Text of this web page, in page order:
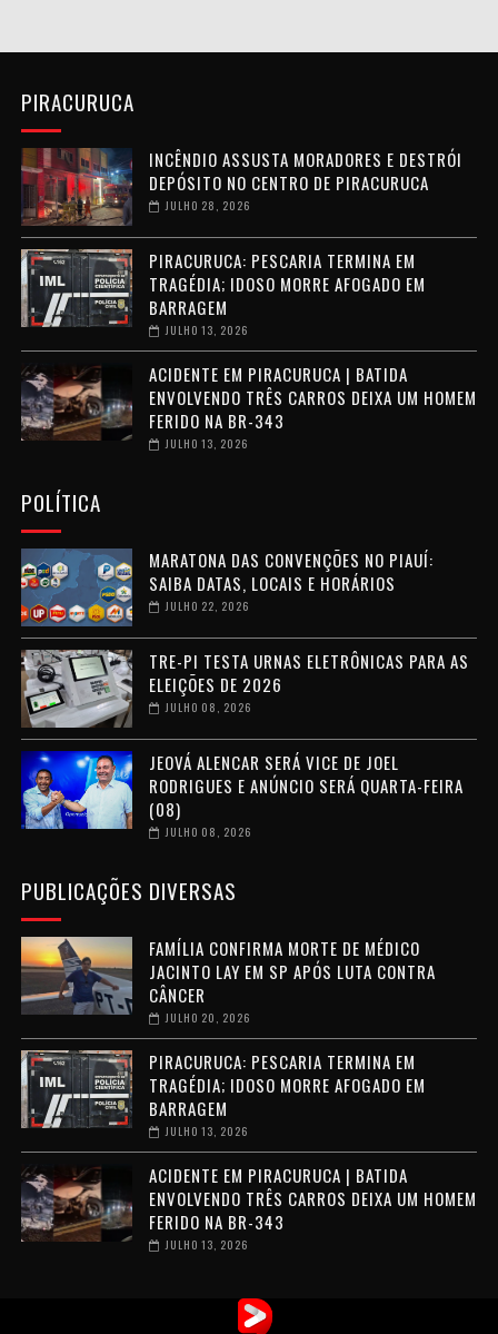
PIRACURUCA
INCÊNDIO ASSUSTA MORADORES E DESTRÓI
DEPÓSITO NO CENTRO DE PIRACURUCA
JULHO 28, 2026
PIRACURUCA: PESCARIA TERMINA EM
TRAGÉDIA; IDOSO MORRE AFOGADO EM
BARRAGEM
JULHO 13, 2026
ACIDENTE EM PIRACURUCA | BATIDA
ENVOLVENDO TRÊS CARROS DEIXA UM HOMEM
FERIDO NA BR-343
JULHO 13, 2026
POLÍTICA
MARATONA DAS CONVENÇÕES NO PIAUÍ:
SAIBA DATAS, LOCAIS E HORÁRIOS
JULHO 22, 2026
TRE-PI TESTA URNAS ELETRÔNICAS PARA AS
ELEIÇÕES DE 2026
JULHO 08, 2026
JEOVÁ ALENCAR SERÁ VICE DE JOEL
RODRIGUES E ANÚNCIO SERÁ QUARTA-FEIRA
(08)
JULHO 08, 2026
PUBLICAÇÕES DIVERSAS
FAMÍLIA CONFIRMA MORTE DE MÉDICO
JACINTO LAY EM SP APÓS LUTA CONTRA
CÂNCER
JULHO 20, 2026
PIRACURUCA: PESCARIA TERMINA EM
TRAGÉDIA; IDOSO MORRE AFOGADO EM
BARRAGEM
JULHO 13, 2026
ACIDENTE EM PIRACURUCA | BATIDA
ENVOLVENDO TRÊS CARROS DEIXA UM HOMEM
FERIDO NA BR-343
JULHO 13, 2026